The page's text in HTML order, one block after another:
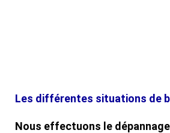
Les différentes situations de
Nous effectuons le